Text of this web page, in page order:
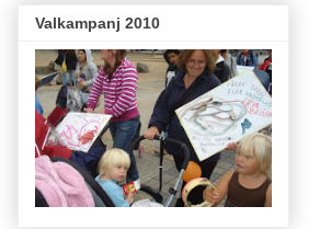
Valkampanj 2010